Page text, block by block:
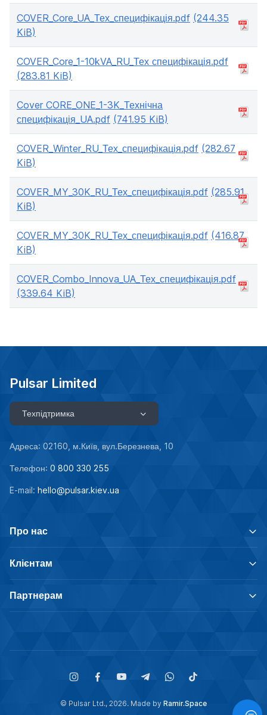
COVER_Core_UA_Тех_специфікація.pdf (244.35
KiB)
COVER_Core_1-10kVA_RU_Тех специфікація.pdf
(283.81 KiB)
Cover CORE_ONE_1-3K_Технічна
специфікація_UA.pdf (741.95 KiB)
COVER_Winter_RU_Тех_специфікація.pdf (282.67
KiB)
COVER_MY_30K_RU_Тех_специфікація.pdf (285.91
KiB)
COVER_MY_30K_RU_Тех_специфікація.pdf (416.87
KiB)
COVER_Combo_Innova_UA_Тех_специфікація.pdf
(339.64 KiB)
Pulsar Limited
Техпідтримка
Адреса: 02160, м.Київ, вул.Березнева, 10
Телефон: 0 800 330 255
E-mail: hello@pulsar.kiev.ua
Про нас
Клієнтам
Партнерам
© Pulsar Ltd., 2026. Made by Ramir.Space